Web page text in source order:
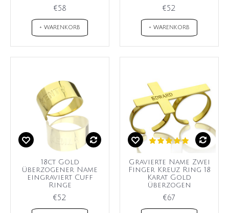
€58
+ WARENKORB
€52
+ WARENKORB
18ct Gold
überzogener Name
eingraviert Cuff
Ringe
€52
Gravierte Name Zwei
Finger Kreuz Ring 18
Karat Gold
überzogen
€67